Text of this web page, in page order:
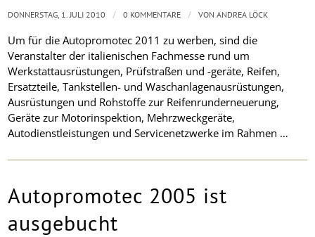
Um für die Autopromotec 2011 zu werben, sind die
Veranstalter der italienischen Fachmesse rund um
Werkstattausrüstungen, Prüfstraßen und -geräte, Reifen,
Ersatzteile, Tankstellen- und Waschanlagenausrüstungen,
Ausrüstungen und Rohstoffe zur Reifenrunderneuerung,
Geräte zur Motorinspektion, Mehrzweckgeräte,
Autodienstleistungen und Servicenetzwerke im Rahmen …
DONNERSTAG, 1. JULI 2010 / 0 KOMMENTARE / VONANDREA LÖCK
Autopromotec 2005 ist
ausgebucht